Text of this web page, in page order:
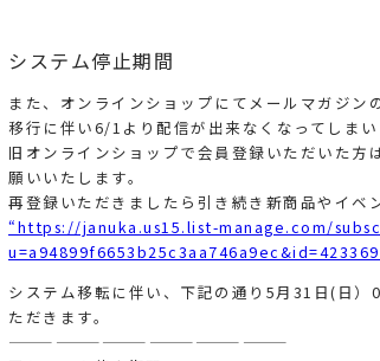
システム停止期間
また、オンラインショップにてメールマガジ
移行に伴い6/1より配信が出来なくなってしまい
旧オンラインショップで会員登録いただいた方
願いいたします。
再登録いただきましたら引き続き新商品やイベ
“https://januka.us15.list-manage.com/
システム移転に伴い、下記の通り5月31日(日
ただきます。
——————————————————